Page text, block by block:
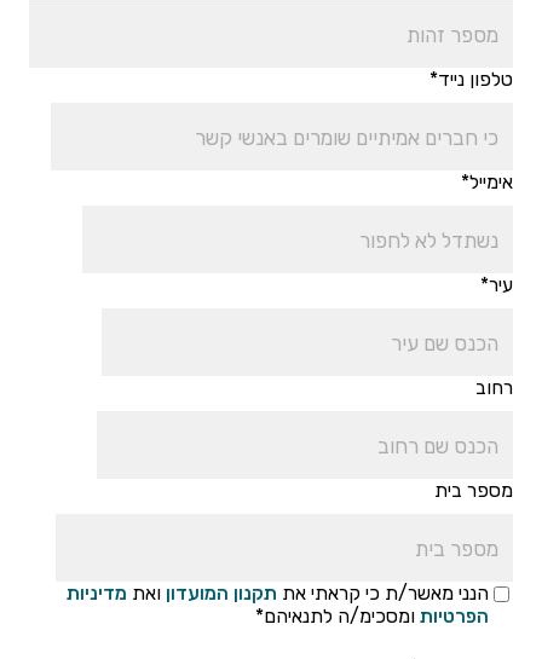
טלפון נייד*
אימייל*
עיר*
רחוב
מספר בית
הנני מאשר/ת כי קראתי את תקנון המועדון ואת מדיניות
הפרטיות ומסכימ/ה לתנאיהם*